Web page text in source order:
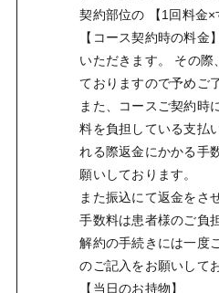
契約部位の 【1回料金
【コース契約時の料金
いただきます。 その
ておりますので予めご
また、コースご契約時
料を負担している支払
れる際返金にかかる手
願いしております。
また振込にて返金をさ
手数料は患者様のご負
解約の手続きには一度
のご記入をお願いして
【当日のお持物】